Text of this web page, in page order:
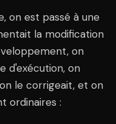
on est passé à une
la modification
on
d'exécution, on
le corrigeait, et on
ordinaires :